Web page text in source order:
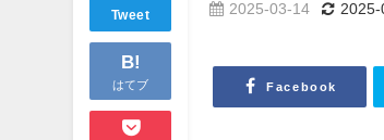
Tweet
B!
はてブ
2025-03-14
Facebook